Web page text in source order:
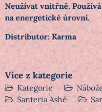
Neužívat vnitřně.
na energetické úrovni.
Distributor: Karma
Více z kategorie
Kategorie
Santeria Ashé